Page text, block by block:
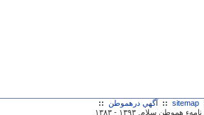
sitemap
:: آگهي درهموطن
::
سلام. ۱۳۹۳ - ۱۳۸۳